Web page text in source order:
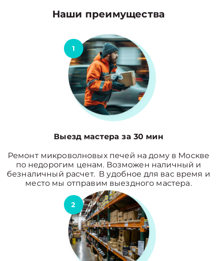
Наши преимущества
1
Выезд мастера за 30 мин
Ремонт микроволновых печей на дому в Москве
по недорогим ценам. Возможен наличный и
безналичный расчет. В удобное для вас время и
место мы отправим выездного мастера.
2